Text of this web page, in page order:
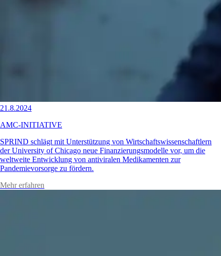
21.8.2024
AMC-INITIATIVE
SPRIND schlägt mit Unterstützung von Wirtschaftswissenschaftlern
der University of Chicago neue Finanzierungsmodelle vor, um die
weltweite Entwicklung von antiviralen Medikamenten zur
Pandemievorsorge zu fördern.
Mehr erfahren